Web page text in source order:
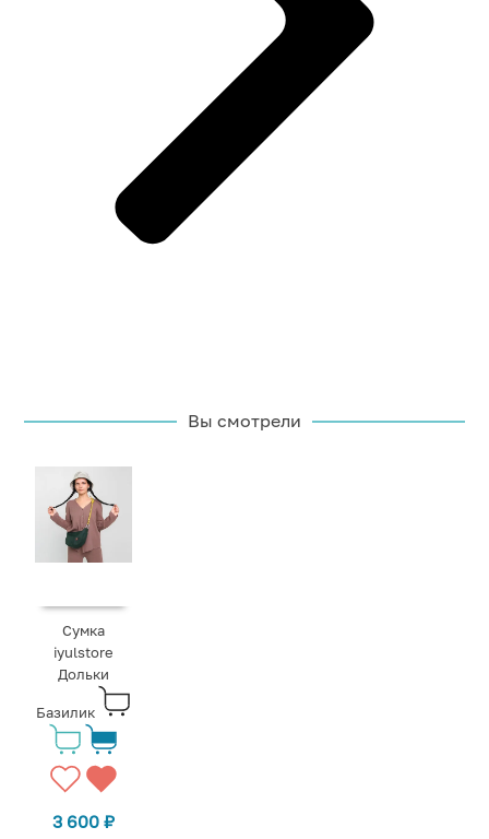
Вы смотрели
Сумка
iyulstore
Дольки
Базилик
3 600₽